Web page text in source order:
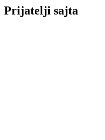
Prijatelji sajta